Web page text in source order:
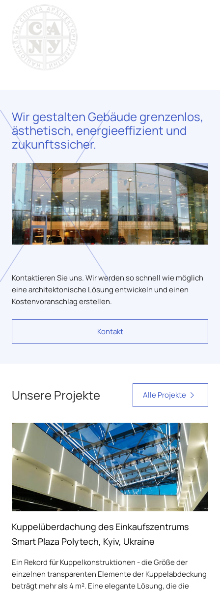
Wir gestalten Gebäude grenzenlos,
ästhetisch, energieeffizient und
zukunftssicher.
Kontaktieren Sie uns. Wir werden so schnell wie möglich
eine architektonische Lösung entwickeln und einen
Kostenvoranschlag erstellen.
Kontakt
Unsere Projekte Alle Projekte
Kuppelüberdachung des Einkaufszentrums
Smart Plaza Polytech, Kyiv, Ukraine
Ein Rekord für Kuppelkonstruktionen - die Größe der
einzelnen transparenten Elemente der Kuppelabdeckung
beträgt mehr als 4 m². Eine elegante Lösung, die die